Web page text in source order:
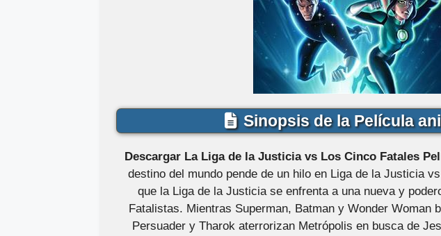
Sinopsis de la Película
Descargar La Liga de la Justicia vs Los Cinco Fatales
destino del mundo pende de un hilo en Liga de la Justicia
que la Liga de la Justicia se enfrenta a una nueva y
Fatalistas. Mientras Superman, Batman y Wonder Woman
Persuader y Tharok aterrorizan Metrópolis en busca de